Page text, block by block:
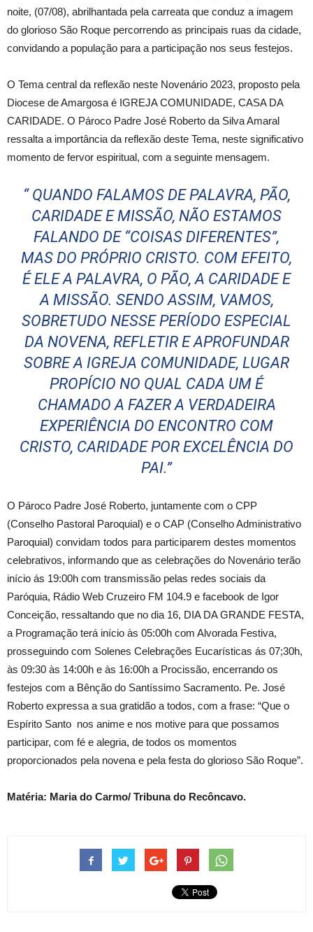
noite, (07/08), abrilhantada pela carreata que conduz a imagem
do glorioso São Roque percorrendo as principais ruas da cidade,
convidando a população para a participação nos seus festejos.
O Tema central da reflexão neste Novenário 2023, proposto pela
Diocese de Amargosa é IGREJA COMUNIDADE, CASA DA
CARIDADE. O Pároco Padre José Roberto da Silva Amaral
ressalta a importância da reflexão deste Tema, neste significativo
momento de fervor espiritual, com a seguinte mensagem.
“ QUANDO FALAMOS DE PALAVRA, PÃO,
CARIDADE E MISSÃO, NÃO ESTAMOS
FALANDO DE “COISAS DIFERENTES”,
MAS DO PRÓPRIO CRISTO. COM EFEITO,
É ELE A PALAVRA, O PÃO, A CARIDADE E
A MISSÃO. SENDO ASSIM, VAMOS,
SOBRETUDO NESSE PERÍODO ESPECIAL
DA NOVENA, REFLETIR E APROFUNDAR
SOBRE A IGREJA COMUNIDADE, LUGAR
PROPÍCIO NO QUAL CADA UM É
CHAMADO A FAZER A VERDADEIRA
EXPERIÊNCIA DO ENCONTRO COM
CRISTO, CARIDADE POR EXCELÊNCIA DO
PAI.”
O Pároco Padre José Roberto, juntamente com o CPP
(Conselho Pastoral Paroquial) e o CAP (Conselho Administrativo
Paroquial) convidam todos para participarem destes momentos
celebrativos, informando que as celebrações do Novenário terão
início ás 19:00h com transmissão pelas redes sociais da
Paróquia, Rádio Web Cruzeiro FM 104.9 e facebook de Igor
Conceição, ressaltando que no dia 16, DIA DA GRANDE FESTA,
a Programação terá início às 05:00h com Alvorada Festiva,
prosseguindo com Solenes Celebrações Eucarísticas ás 07;30h,
às 09:30 às 14:00h e às 16:00h a Procissão, encerrando os
festejos com a Bênção do Santíssimo Sacramento. Pe. José
Roberto expressa a sua gratidão a todos, com a frase: “Que o
Espírito Santo nos anime e nos motive para que possamos
participar, com fé e alegria, de todos os momentos
proporcionados pela novena e pela festa do glorioso São Roque”.
Matéria: Maria do Carmo/ Tribuna do Recôncavo.